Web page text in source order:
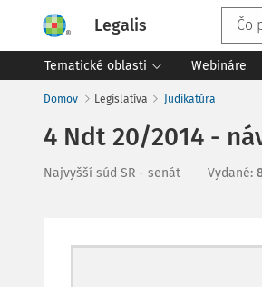
Legalis
Tematické oblasti Webináre
Domov Legislatíva Judikatúra
4 Ndt 20/2014 -
Najvyšší súd SR - senát Vydané: